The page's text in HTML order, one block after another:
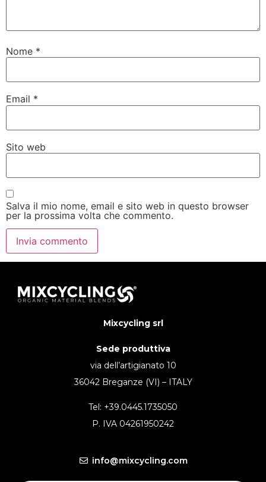
Nome *
Email *
Sito web
Salva il mio nome, email e sito web in questo browser
per la prossima volta che commento.
Mixcycling srl
Sede produttiva
via dell’artigianato 10
36042 Breganze (VI) – ITALY
Tel: +39.0445.1735050
P. IVA 04261950242
info@mixcycling.com